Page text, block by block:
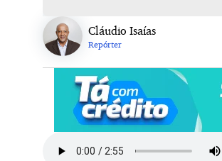
Cláudio Isaías
Repórter